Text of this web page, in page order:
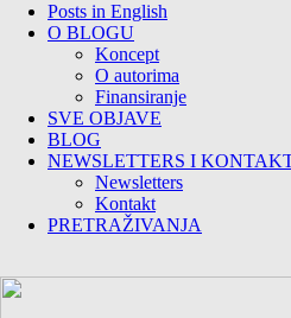
Posts in English
O BLOGU
Koncept
O autorima
Finansiranje
SVE OBJAVE
BLOG
NEWSLETTERS I
Newsletters
Kontakt
PRETRAŽIVANJA